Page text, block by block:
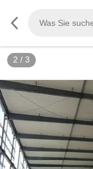
3 / 3